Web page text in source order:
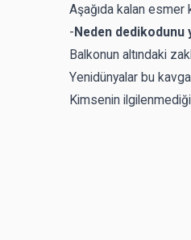
Aşağıda kalan esmer
-Neden dedikodunu
Balkonun altındaki
Yenidünyalar bu
Kimsenin